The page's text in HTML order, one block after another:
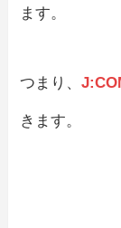
ます。
つまり、
きます。